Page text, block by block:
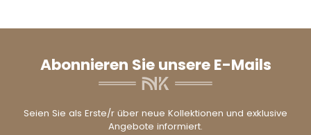
Abonnieren Sie unsere E-Mails
Seien Sie als Erste/r über neue Kollektionen und exklusive
Angebote informiert.